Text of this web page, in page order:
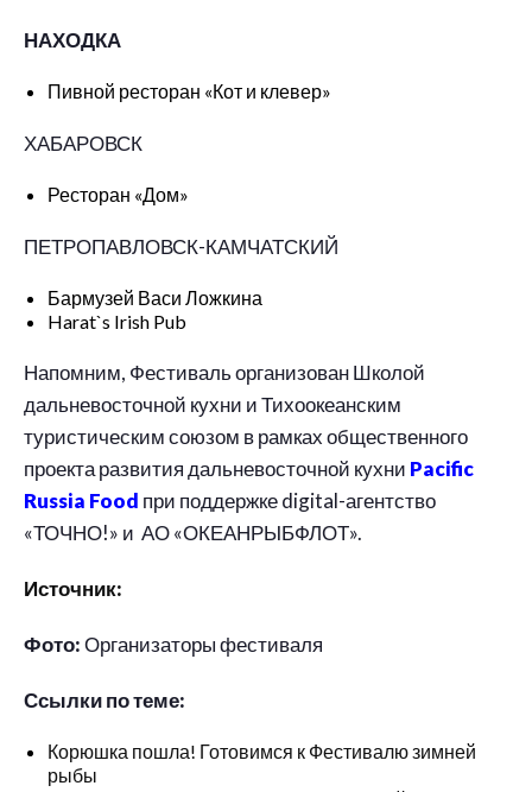
НАХОДКА
Пивной ресторан «Кот и клевер»
ХАБАРОВСК
Ресторан «Дом»
ПЕТРОПАВЛОВСК-КАМЧАТСКИЙ
Бармузей Васи Ложкина
Harat`s Irish Pub
Напомним, Фестиваль организован Школой
дальневосточной кухни и Тихоокеанским
туристическим союзом в рамках общественного
проекта развития дальневосточной кухни Pacific
Russia Food при поддержке digital-агентство
«ТОЧНО!» и АО «ОКЕАНРЫБФЛОТ».
Источник:
Фото:Организаторы фестиваля
Ссылки по теме:
Корюшка пошла! Готовимся к Фестивалю зимней
рыбы